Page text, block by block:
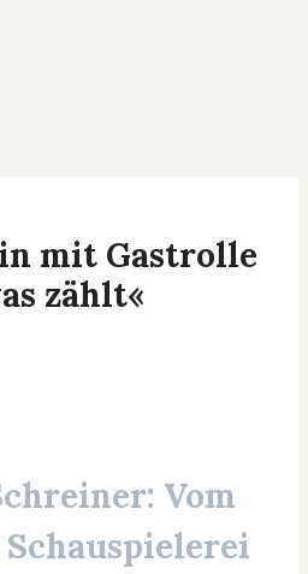
mit Gastrolle
zählt«
Vom